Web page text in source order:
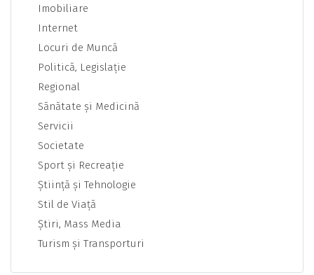
Imobiliare
Internet
Locuri de Muncă
Politică, Legislaţie
Regional
Sănătate şi Medicină
Servicii
Societate
Sport şi Recreaţie
Ştiinţă şi Tehnologie
Stil de Viaţă
Ştiri, Mass Media
Turism şi Transporturi